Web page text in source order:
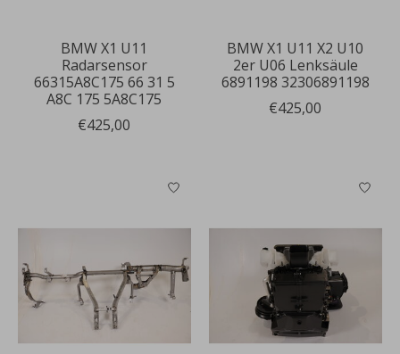
BMW X1 U11
Radarsensor
66315A8C175 66 31 5
A8C 175 5A8C175
€425,00
BMW X1 U11 X2 U10
2er U06 Lenksäule
6891198 32306891198
€425,00